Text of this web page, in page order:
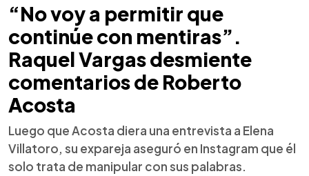
“No voy a permitir que
continúe con mentiras”.
Raquel Vargas desmiente
comentarios de Roberto
Acosta
Luego que Acosta diera una entrevista a Elena
Villatoro, su expareja aseguró en Instagram que él
solo trata de manipular con sus palabras.